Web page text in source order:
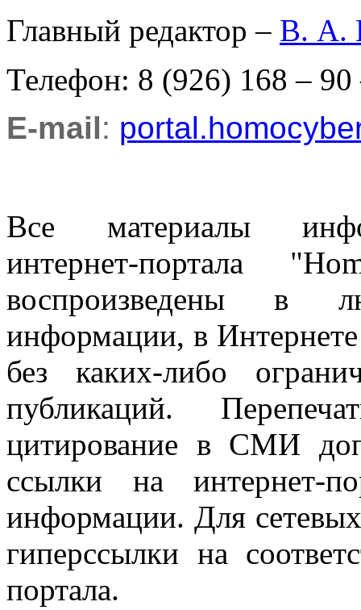
Главный редактор – В. А.
Телефон: 8 (926) 168 – 90
E-mail:
Все материалы
интернет-портала
воспроизведены в
информации, в
без каких-либо
публикаций.
цитирование в СМИ
ссылки на интернет-
информации. Для
гиперссылки на
портала.